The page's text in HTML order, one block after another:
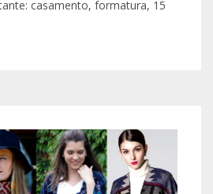
casamento, formatura, 15